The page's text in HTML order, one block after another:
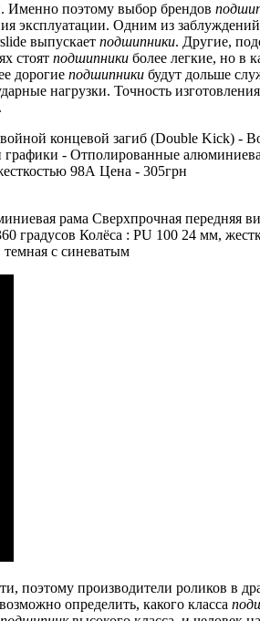
Именно поэтому выбор брендов
эксплуатации. Одним из
выпускает подшипники. Другие,
стоят подшипники более легкие, но в
дорогие подшипники будут дольше
нагрузки. Точность изготовления
рама Сверхпрочная
градусов Колёса : PU 100 24 мм,
темная с синеватым
поэтому производители роликов в
определить, какого класса